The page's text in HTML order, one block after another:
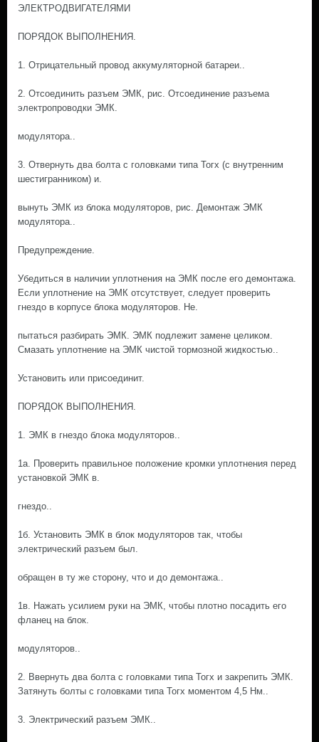
ЭЛЕКТРОДВИГАТЕЛЯМИ
ПОРЯДОК ВЫПОЛНЕНИЯ.
1. Отрицательный провод аккумуляторной батареи..
2. Отсоединить разъем ЭМК, рис. Отсоединение разъема
электропроводки ЭМК.
модулятора..
3. Отвернуть два болта с головками типа Тогх (с внутренним
шестигранником) и.
вынуть ЭМК из блока модуляторов, рис. Демонтаж ЭМК
модулятора..
Предупреждение.
Убедиться в наличии уплотнения на ЭМК после его демонтажа.
Если уплотнение на ЭМК отсутствует, следует проверить
гнездо в корпусе блока модуляторов. Не.
пытаться разбирать ЭМК. ЭМК подлежит замене целиком.
Смазать уплотнение на ЭМК чистой тормозной жидкостью..
Установить или присоединит.
ПОРЯДОК ВЫПОЛНЕНИЯ.
1. ЭМК в гнездо блока модуляторов..
1а. Проверить правильное положение кромки уплотнения перед
установкой ЭМК в.
гнездо..
1б. Установить ЭМК в блок модуляторов так, чтобы
электрический разъем был.
обращен в ту же сторону, что и до демонтажа..
1в. Нажать усилием руки на ЭМК, чтобы плотно посадить его
фланец на блок.
модуляторов..
2. Ввернуть два болта с головками типа Тогх и закрепить ЭМК.
Затянуть болты с головками типа Тогх моментом 4,5 Нм..
3. Электрический разъем ЭМК..